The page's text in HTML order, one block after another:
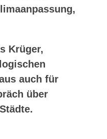
Krüger,
auch für
über